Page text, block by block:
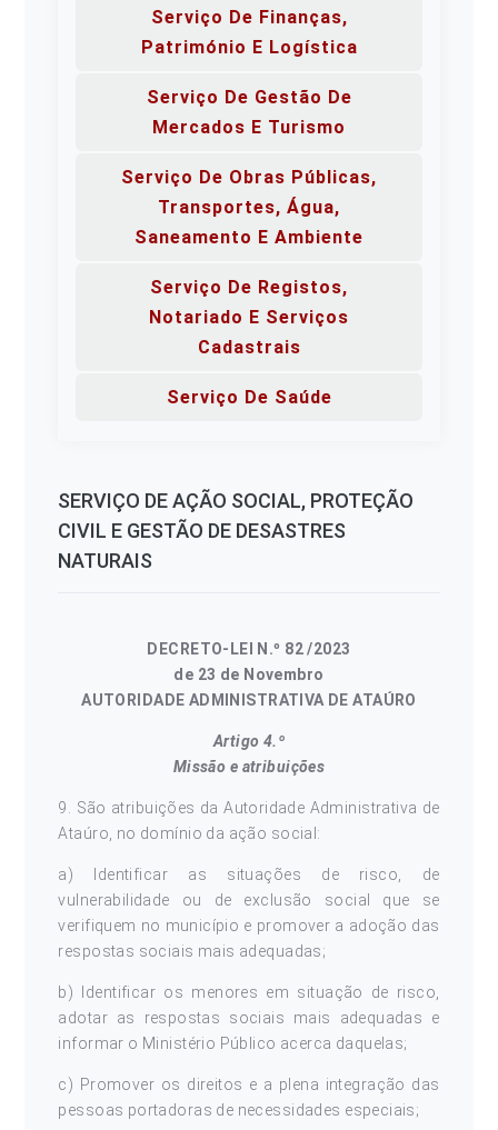
Serviço De Finanças,
Património E Logística
Serviço De Gestão De
Mercados E Turismo
Serviço De Obras Públicas,
Transportes, Água,
Saneamento E Ambiente
Serviço De Registos,
Notariado E Serviços
Cadastrais
Serviço De Saúde
SERVIÇO DE AÇÃO SOCIAL, PROTEÇÃO
CIVIL E GESTÃO DE DESASTRES
NATURAIS
DECRETO-LEI N.º 82 /2023
de 23 de Novembro
AUTORIDADE ADMINISTRATIVA DE ATAÚRO
Artigo 4.º
Missão e atribuições
9. São atribuições da Autoridade Administrativa de
Ataúro, no domínio da ação social:
a) Identificar as situações de risco, de
vulnerabilidade ou de exclusão social que se
verifiquem no município e promover a adoção das
respostas sociais mais adequadas;
b) Identificar os menores em situação de risco,
adotar as respostas sociais mais adequadas e
informar o Ministério Público acerca daquelas;
c) Promover os direitos e a plena integração das
pessoas portadoras de necessidades especiais;